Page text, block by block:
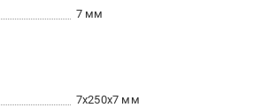
7 мм
7x250x7 мм